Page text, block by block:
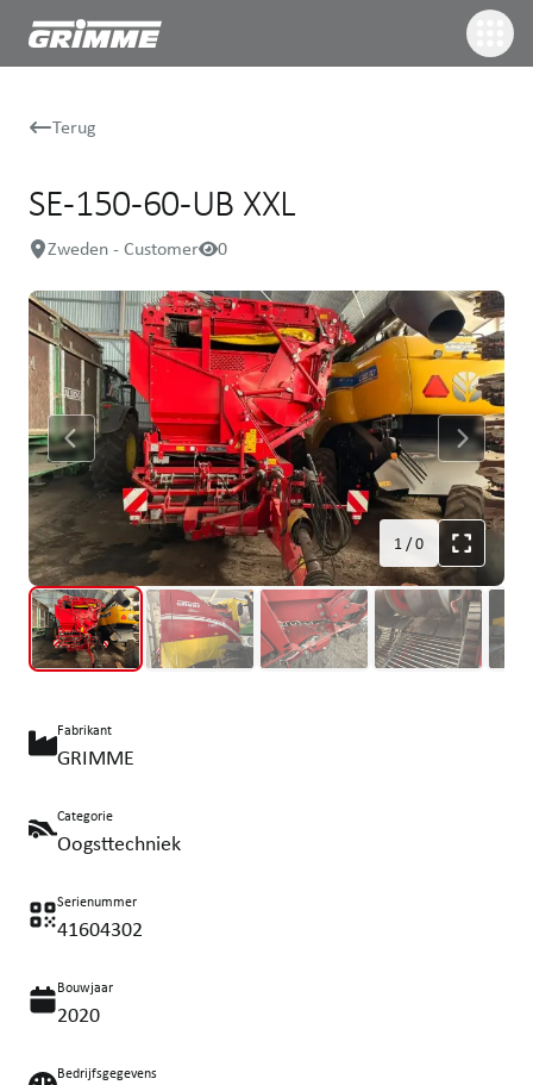
Terug
SE-150-60-UB XXL
Zweden - Customer 0
1/0
Fabrikant
GRIMME
Categorie
Oogsttechniek
Serienummer
41604302
Bouwjaar
2020
Bedrijfsgegevens